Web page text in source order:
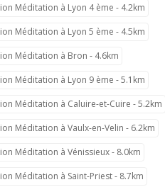
Méditation à Lyon 4 ème - 4.2km
Méditation à Lyon 5 ème - 4.5km
Méditation à Bron - 4.6km
Méditation à Lyon 9 ème - 5.1km
Méditation à Caluire-et-Cuire - 5.2km
Méditation à Vaulx-en-Velin - 6.2km
Méditation à Vénissieux - 8.0km
Méditation à Saint-Priest - 8.7km